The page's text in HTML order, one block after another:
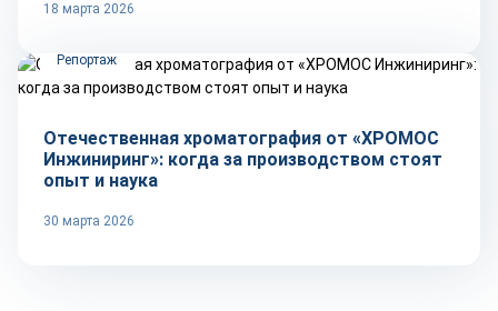
18 марта 2026
Репортаж
Отечественная хроматография от «ХРОМОС
Инжиниринг»: когда за производством стоят
опыт и наука
30 марта 2026